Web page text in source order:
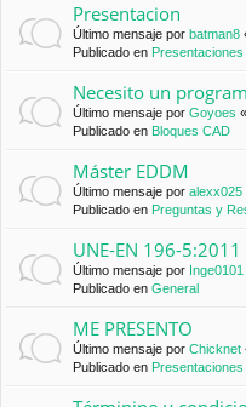
Presentacion
Último mensaje por batman8
Publicado en Presentaciones
Necesito un
Último mensaje por Goyoes «
Publicado en Bloques CAD
Máster EDDM
Último mensaje por alexx025
Publicado en Preguntas y
UNE-EN 196-5:2011
Último mensaje por Inge0101
Publicado en General
ME PRESENTO
Último mensaje por Chicknet
Publicado en Presentaciones